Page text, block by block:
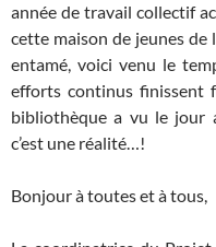
année de travail collectif
cette maison de jeunes de
entamé, voici venu le
efforts continus finissent
bibliothèque a vu le jour
c’est une réalité…!
Bonjour à toutes et à tous,